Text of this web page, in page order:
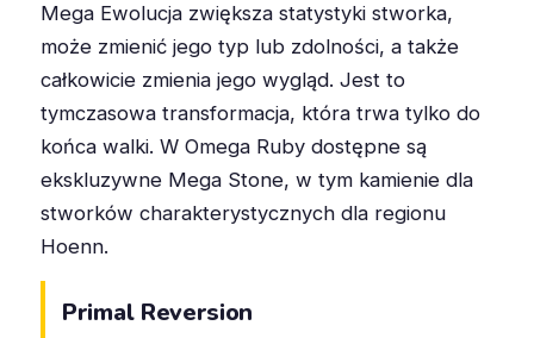
Mega Ewolucja zwiększa statystyki stworka,
może zmienić jego typ lub zdolności, a także
całkowicie zmienia jego wygląd. Jest to
tymczasowa transformacja, która trwa tylko do
końca walki. W Omega Ruby dostępne są
ekskluzywne Mega Stone, w tym kamienie dla
stworków charakterystycznych dla regionu
Hoenn.
Primal Reversion